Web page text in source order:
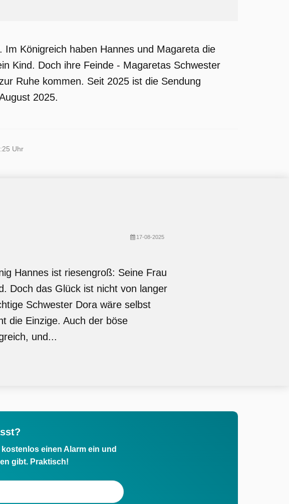
Königreich haben Hannes und Magareta die
Kind. Doch ihre Feinde - Magaretas Schwester
Ruhe kommen. Seit 2025 ist die Sendung
2025.
Uhr
17-08-2025
Hannes ist riesengroß: Seine Frau
Doch das Glück ist nicht von langer
Schwester Dora wäre selbst
die Einzige. Auch der böse
und...
einen Alarm ein und
gibt. Praktisch!